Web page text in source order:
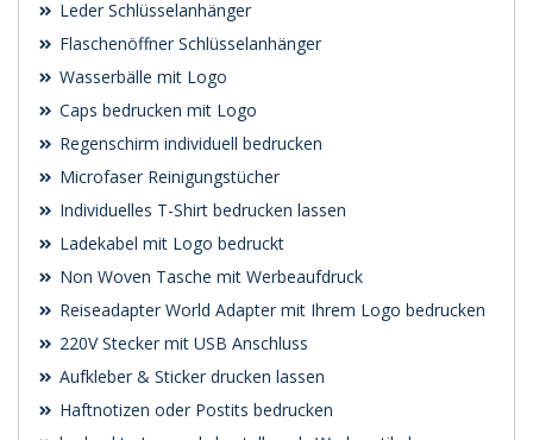
Leder Schlüsselanhänger
Flaschenöffner Schlüsselanhänger
Wasserbälle mit Logo
Caps bedrucken mit Logo
Regenschirm individuell bedrucken
Microfaser Reinigungstücher
Individuelles T-Shirt bedrucken lassen
Ladekabel mit Logo bedruckt
Non Woven Tasche mit Werbeaufdruck
Reiseadapter World Adapter mit Ihrem Logo bedrucken
220V Stecker mit USB Anschluss
Aufkleber & Sticker drucken lassen
Haftnotizen oder Postits bedrucken